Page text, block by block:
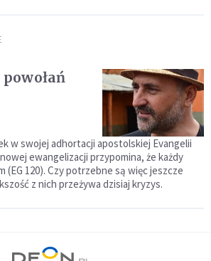
w swojej adhortacji apostolskiej Evangelii
ewangelizacji przypomina, że każdy
(EG 120). Czy potrzebne są więc jeszcze
z nich przeżywa dzisiaj kryzys.